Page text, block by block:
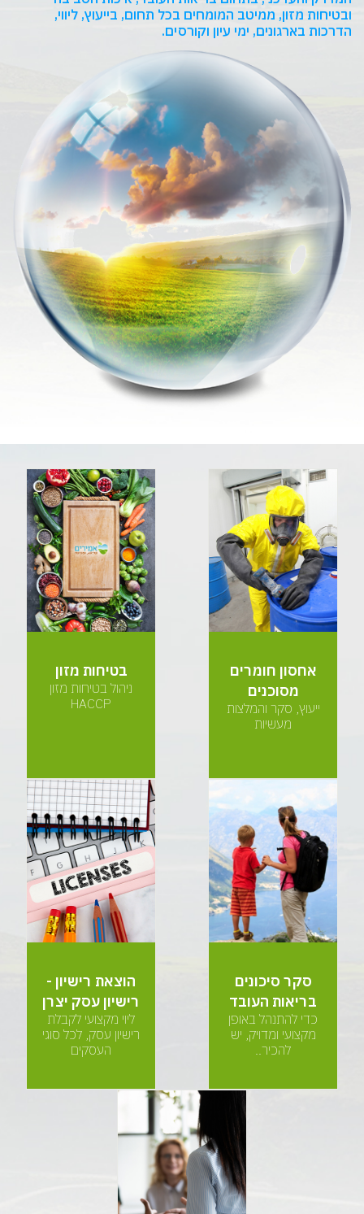
ובטיחות מזון, ממיטב‎ ‎המומחים‎ ‎בכל‎ ‎תחום, בייעוץ, ליווי,
הדרכות בארגונים, ימי עיון וקורסים.
אחסון חומרים
מסוכנים
ייעוץ, סקר והמלצות
מעשיות
בטיחות מזון
ניהול בטיחות מזון
HACCP
סקר סיכונים
בריאות העובד
כדי להתנהל באופן
מקצועי ומדויק, יש
להכיר..
הוצאת רישיון -
רישיון עסק יצרן
ליוי מקצועי לקבלת
רישיון עסק, לכל סוגי
העסקים